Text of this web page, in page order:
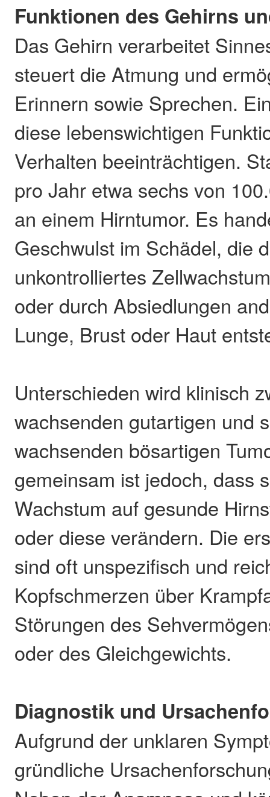
Funktionen des Gehirns
Das Gehirn verarbeitet
steuert die Atmung und
Erinnern sowie Sprechen.
diese lebenswichtigen
Verhalten beeinträchtigen.
pro Jahr etwa sechs von
an einem Hirntumor. Es
Geschwulst im Schädel, die
unkontrolliertes
oder durch Absiedlungen
Lunge, Brust oder Haut
Unterschieden wird klinisch
wachsenden gutartigen und
wachsenden bösartigen
gemeinsam ist jedoch, dass
Wachstum auf gesunde
oder diese verändern. Die
sind oft unspezifisch und
Kopfschmerzen über
Störungen des
oder des Gleichgewichts.
Diagnostik und
Aufgrund der unklaren
gründliche